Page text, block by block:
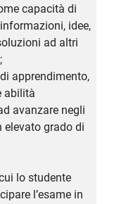
capacità di
idee,
ad altri
apprendimento,
abilità
avanzare negli
elevato grado di
lo studente
l’esame in